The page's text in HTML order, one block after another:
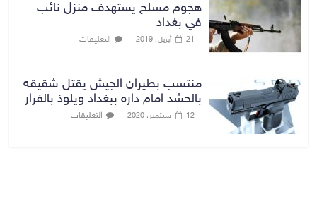
هجوم مسلح يستهدف منزل نائب
في بغداد
21 أبريل، 2019 التعليقات
منتسب بطيران الجيش يقتل شقيقه
بالحشد امام داره ببغداد ويلوذ بالفرار
12 سبتمبر، 2020 التعليقات